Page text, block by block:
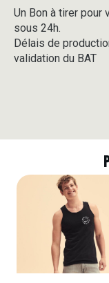
Un Bon à tirer pour
sous 24h.
Délais de
validation du BAT